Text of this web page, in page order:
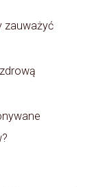
zauważyć